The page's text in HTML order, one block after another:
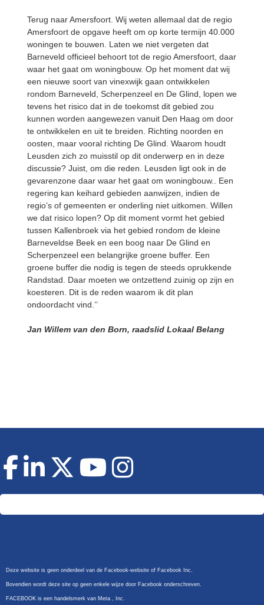
Terug naar Amersfoort. Wij weten allemaal dat de regio
Amersfoort de opgave heeft om op korte termijn 40.000
woningen te bouwen. Laten we niet vergeten dat
Barneveld officieel behoort tot de regio Amersfoort, daar
waar het gaat om woningbouw. Op het moment dat wij
een nieuwe soort van vinexwijk gaan ontwikkelen
rondom Barneveld, Scherpenzeel en De Glind, lopen we
tevens het risico dat in de toekomst dit gebied zou
kunnen worden aangewezen vanuit Den Haag om door
te ontwikkelen en uit te breiden. Richting noorden en
oosten, maar vooral richting De Glind. Waarom houdt
Leusden zich zo muisstil op dit onderwerp en in deze
discussie? Juist, om die reden. Leusden ligt ook in de
gevarenzone daar waar het gaat om woningbouw.. Een
regering kan keihard gebieden aanwijzen, indien de
regio’s of gemeenten er onderling niet uitkomen. Willen
we dat risico lopen? Op dit moment vormt het gebied
tussen Kallenbroek via het gebied rondom de kleine
Barneveldse Beek en een boog naar De Glind en
Scherpenzeel een belangrijke groene buffer. Een
groene buffer die nodig is tegen de steeds oprukkende
Randstad. Daar moeten we ontzettend zuinig op zijn en
koesteren. Dit is de reden waarom ik dit plan
ondoordacht vind.’’
Jan Willem van den Born, raadslid Lokaal Belang
Deze website is geen onderdeel van de Facebook-website of Facebook Inc.
Bovendien wordt deze site op geen enkele wijze door Facebook onderschreven.
FACEBOOK is een handelsmerk van Meta , Inc.